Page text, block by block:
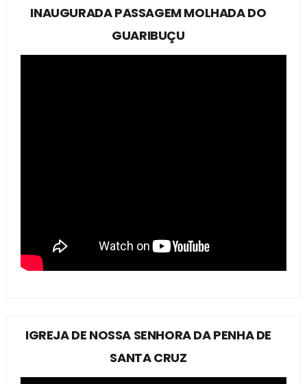
INAUGURADA PASSAGEM MOLHADA DO
GUARIBUÇU
IGREJA DE NOSSA SENHORA DA PENHA DE
SANTA CRUZ